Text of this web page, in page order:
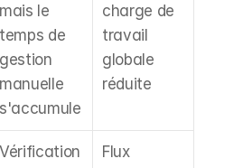
mais le
temps de
gestion
manuelle
s'accumule
charge de
travail
globale
réduite
Vérification
Flux